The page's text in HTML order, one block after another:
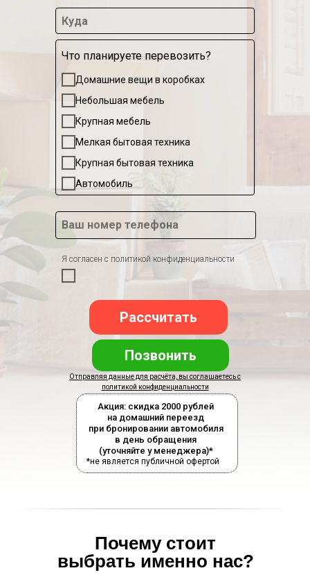
Куда
Что планируете перевозить?
Домашние вещи в коробках
Небольшая мебель
Крупная мебель
Мелкая бытовая техника
Крупная бытовая техника
Автомобиль
Ваш номер телефона
Я согласен с политикой конфиденциальности
Рассчитать
Отправляя данные для расчёта, вы соглашаетесь с
политикой конфиденциальности
Акция: скидка 2000 рублей
на домашний переезд
при бронировании автомобиля
в день обращения
(уточняйте у менеджера)*
*не является публичной офертой
Позвонить
Почему стоит
выбрать именно нас?